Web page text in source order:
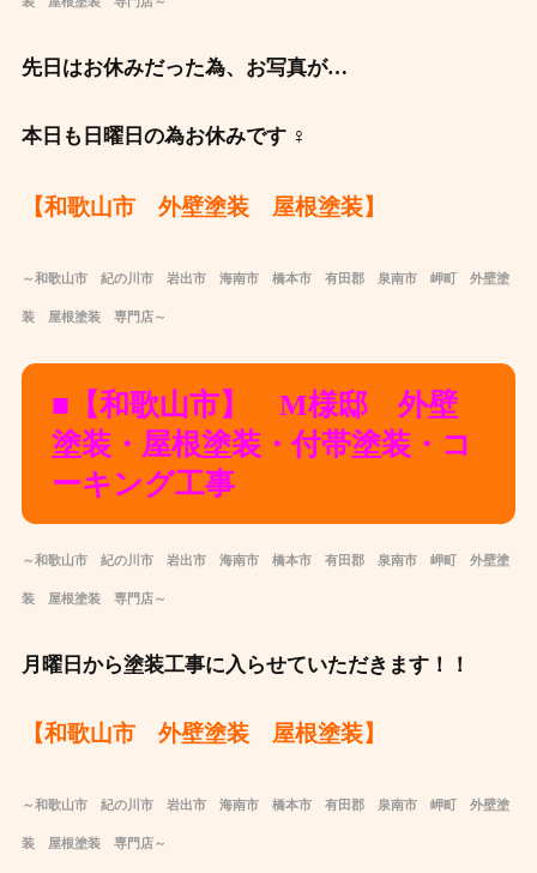
先日はお休みだった為、お写真が…
本日も日曜日の為お休みです ‍♀️
【和歌山市 外壁塗装 屋根塗装】
～和歌山市 紀の川市 岩出市 海南市 橋本市 有田郡 泉南市 岬町 外壁塗
装 屋根塗装 専門店～
■【和歌山市】 M様邸 外壁
塗装・屋根塗装・付帯塗装・コ
ーキング工事
～和歌山市 紀の川市 岩出市 海南市 橋本市 有田郡 泉南市 岬町 外壁塗
装 屋根塗装 専門店～
月曜日から塗装工事に入らせていただきます！！
【和歌山市 外壁塗装 屋根塗装】
～和歌山市 紀の川市 岩出市 海南市 橋本市 有田郡 泉南市 岬町 外壁塗
装 屋根塗装 専門店～